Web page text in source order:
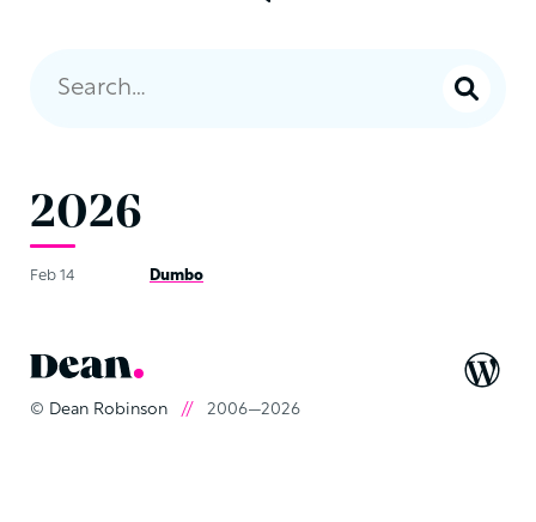
2026
Feb 14 Dumbo
© Dean Robinson // 2006—2026